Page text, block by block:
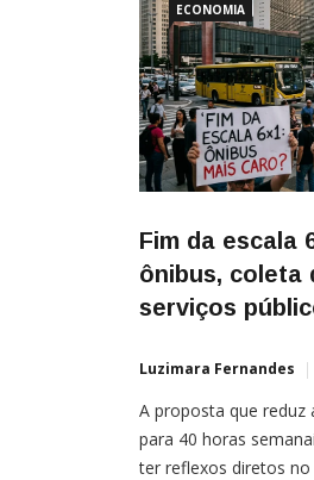
ECONOMIA
Fim da escala
ônibus, coleta
serviços
Luzimara Fernandes
A proposta que reduz
para 40 horas
ter reflexos diretos